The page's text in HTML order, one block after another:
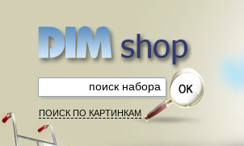
ПОИСК ПО КАРТИНКАМ